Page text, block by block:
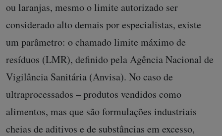
ou laranjas, mesmo o limite autorizado ser
considerado alto demais por especialistas, existe
um parâmetro: o chamado limite máximo de
resíduos (LMR), definido pela Agência Nacional de
Vigilância Sanitária (Anvisa). No caso de
ultraprocessados – produtos vendidos como
alimentos, mas que são formulações industriais
cheias de aditivos e de substâncias em excesso,